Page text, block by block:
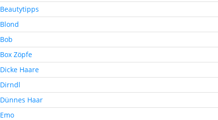
Beautytipps
Blond
Bob
Box Zöpfe
Dicke Haare
Dirndl
Dünnes Haar
Emo